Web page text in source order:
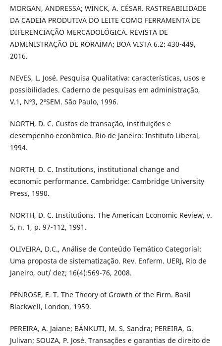
MORGAN, ANDRESSA; WINCK, A. CÉSAR. RASTREABILIDADE
DA CADEIA PRODUTIVA DO LEITE COMO FERRAMENTA DE
DIFERENCIAÇÃO MERCADOLÓGICA. REVISTA DE
ADMINISTRAÇÃO DE RORAIMA; BOA VISTA 6.2: 430-449,
2016.
NEVES, L. José. Pesquisa Qualitativa: características, usos e
possibilidades. Caderno de pesquisas em administração,
V.1, Nº3, 2ºSEM. São Paulo, 1996.
NORTH, D. C. Custos de transação, instituições e
desempenho econômico. Rio de Janeiro: Instituto Liberal,
1994.
NORTH, D. C. Institutions, institutional change and
economic performance. Cambridge: Cambridge University
Press, 1990.
NORTH, D. C. Institutions. The American Economic Review, v.
5, n. 1, p. 97-112, 1991.
OLIVEIRA, D.C., Análise de Conteúdo Temático Categorial:
Uma proposta de sistematização. Rev. Enferm. UERJ, Rio de
Janeiro, out/ dez; 16(4):569-76, 2008.
PENROSE, E. T. The Theory of Growth of the Firm. Basil
Blackwell, London, 1959.
PEREIRA, A. Jaiane; BÁNKUTI, M. S. Sandra; PEREIRA, G.
Julivan; SOUZA, P. José. Transações e garantias de direito de